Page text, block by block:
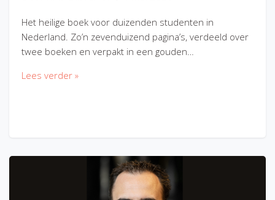
Het heilige boek voor duizenden studenten in
Nederland. Zo’n zevenduizend pagina’s, verdeeld over
twee boeken en verpakt in een gouden…
Lees verder »